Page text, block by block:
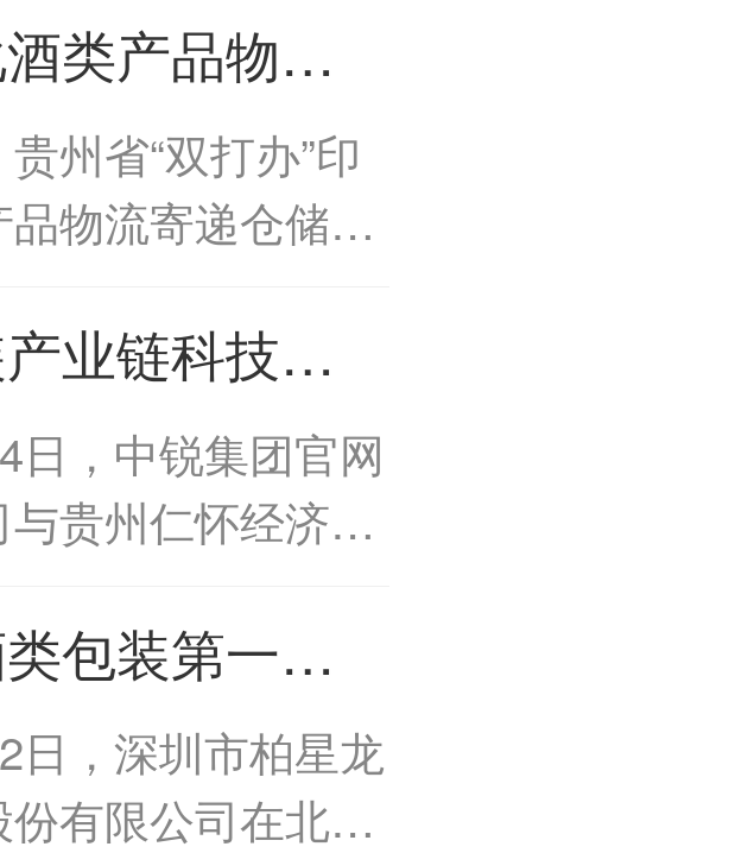
举行线上“云敲
，...
类产品物流
贵州强化酒类
递监管
省“双打办”印
物流寄递仓储环
局、省公安厅、
业链科技园
酒类包装产业
户仁怀
，中锐集团官网
贵州仁怀经济开
业链科技园项目
议。中锐集...
包装第一股
交所酒类包装
时
，深圳市柏星龙
有限公司在北交